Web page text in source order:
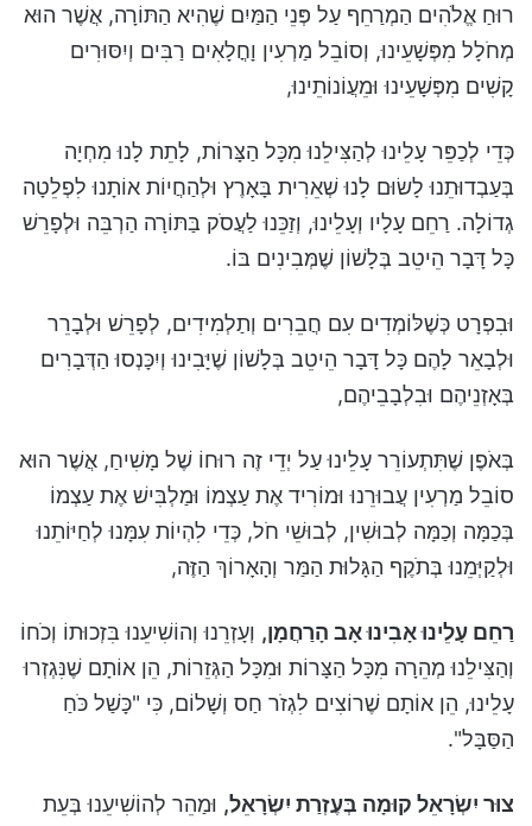
רוּחַ אֱלֹהִים הַמְרַחֵף עַל פְּנֵי הַמַּיִם שֶׁהִיא הַתּוֹרָה, אֲשֶׁר הוּא
מְחֹלָל מִפְּשָׁעֵינוּ, וְסוֹבֵל מַרְעִין וָחֳלָאִים רַבִּים וְיִסּוּרִים
קָשִׁים מִפְּשָׁעֵינוּ וּמֵעֲוֹנוֹתֵינוּ,
כְּדֵי לְכַפֵּר עָלֵינוּ לְהַצִּילֵנוּ מִכָּל הַצָּרוֹת, לָתֵת לָנוּ מִחְיָה
בְּעַבְדוּתֵנוּ לָשׂוּם לָנוּ שְׁאֵרִית בָּאָרֶץ וּלְהַחֲיוֹת אוֹתָנוּ לִפְלֵטָה
גְדוֹלָה. רַחֵם עָלָיו וְעָלֵינוּ, וְזַכֵּנוּ לַעֲסֹק בַּתּוֹרָה הַרְבֵּה וּלְפָרֵשׁ
כָּל דָּבָר הֵיטֵב בְּלָשׁוֹן שֶׁמְּבִינִים בּוֹ.
וּבִפְרָט כְּשֶׁלּוֹמְדִים עִם חֲבֵרִים וְתַלְמִידִים, לְפָרֵשׁ וּלְבָרֵר
וּלְבָאֵר לָהֶם כָּל דָּבָר הֵיטֵב בְּלָשׁוֹן שֶׁיָּבִינוּ וְיִכָּנְסוּ הַדְּבָרִים
בְּאָזְנֵיהֶם וּבִלְבָבֵיהֶם,
בְּאֹפֶן שֶׁתִּתְעוֹרֵר עָלֵינוּ עַל יְדֵי זֶה רוּחוֹ שֶׁל מָשִׁיחַ, אֲשֶׁר הוּא
סוֹבֵל מַרְעִין עֲבוּרֵנוּ וּמוֹרִיד אֶת עַצְמוֹ וּמַלְבִּישׁ אֶת עַצְמוֹ
בְּכַמָּה וְכַמָּה לְבוּשִׁין, לְבוּשֵׁי חֹל, כְּדֵי לִהְיוֹת עִמָּנוּ לְחַיּוֹתֵנוּ
וּלְקַיְּמֵנוּ בְּתֹקֶף הַגָּלוּת הַמַּר וְהָאָרוֹךְ הַזֶּה,
רַחֵם עָלֵינוּ אָבִינוּ אָב הָרַחֲמָן, וְעָזְרֵנוּ וְהוֹשִׁיעֵנוּ בִּזְכוּתוֹ וְכֹחוֹ
וְהַצִּילֵנוּ מְהֵרָה מִכָּל הַצָּרוֹת וּמִכָּל הַגְּזֵרוֹת, הֵן אוֹתָם שֶׁנִּגְזְרוּ
עָלֵינוּ, הֵן אוֹתָם שֶׁרוֹצִים לִגְזֹר חַס וְשָׁלוֹם, כִּי "כָּשַׁל כֹּחַ
הַסַּבָּל".
צוּר יִשְׂרָאֵל קוּמָה בְּעֶזְרַת יִשְׂרָאֵל, וּמַהֵר לְהוֹשִׁיעֵנוּ בְּעֵת